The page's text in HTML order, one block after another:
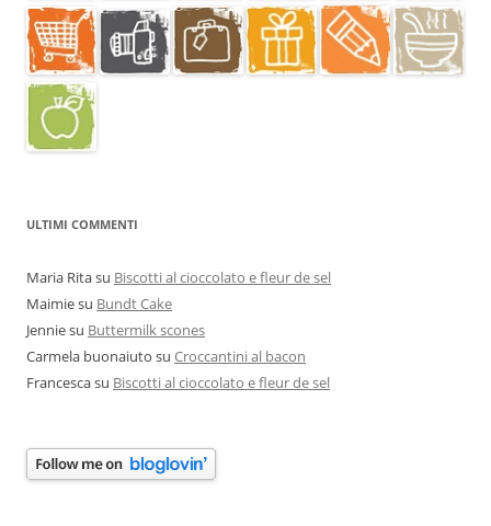
ULTIMI COMMENTI
Maria Ritasu Biscotti al cioccolato e fleur de sel
Maimiesu Bundt Cake
Jenniesu Buttermilk scones
Carmela buonaiuto su Croccantini al bacon
Francescasu Biscotti al cioccolato e fleur de sel